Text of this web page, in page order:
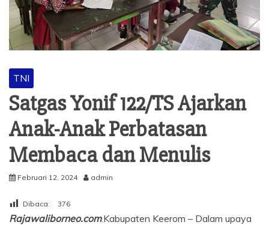
TNI
Satgas Yonif 122/TS Ajarkan
Anak-Anak Perbatasan
Membaca dan Menulis
Februari 12, 2024 admin
Dibaca: 376
Rajawaliborneo.com.Kabupaten Keerom – Dalam upaya